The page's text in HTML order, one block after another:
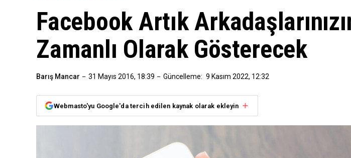
Facebook Artık
Zamanlı Olarak Gösterecek
Barış Mancar 31 Mayıs 2016, 18:39 Güncelleme: 9 Kasım 2022, 12:32
Webmasto'yu Google'da tercih edilen kaynak olarak ekleyin